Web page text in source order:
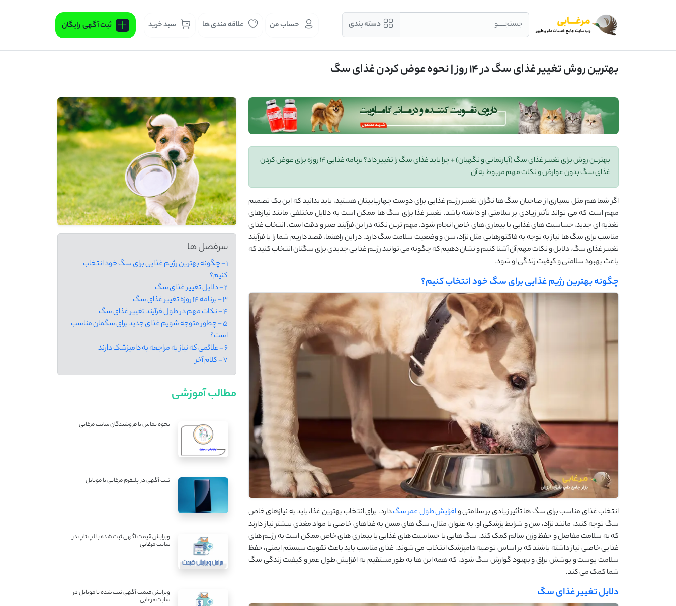
جستجــــو دسته بندی حساب من علاقه مندی ها سبد خرید ثبت آگهی رایگان
بهترین روش تغییر غذای سگ در 14 روز | نحوه عوض کردن غذای سگ
بهترین روش برای تغییر غذای سگ (آپارتمانی و نگهبان) + چرا باید غذای سگ را تغییر داد؟ برنامه غذایی 14 روزه برای عوض کردن
غذای سگ بدون عوارض و نکات مهم مربوط به آن
اگر شما هم مثل بسیاری از صاحبان سگ ‌ها نگران تغییر رژیم غذایی برای دوست چهارپاییتان هستید، باید بدانید که این یک تصمیم
مهم است که می‌ تواند تأثیر زیادی بر سلامتی او داشته باشد. تغییر غذا برای سگ ‌ها ممکن است به دلایل مختلفی مانند نیازهای
تغذیه ‌ای جدید، حساسیت‌ های غذایی یا بیماری‌ های خاص انجام شود. مهم ‌ترین نکته در این فرآیند صبر و دقت است. انتخاب غذای
مناسب برای سگ ‌ها نیاز به توجه به فاکتورهایی مثل نژاد، سن و وضعیت سلامت سگ دارد. در این راهنما، قصد داریم شما را با فرآیند
تغییر غذای سگ، دلایل و نکات مهم آن آشنا کنیم و نشان دهیم که چگونه می ‌توانید رژیم غذایی جدیدی برای سگتان انتخاب کنید که
باعث بهبود سلامتی و کیفیت زندگی او شود.
چگونه بهترین رژیم غذایی برای سگ خود انتخاب کنیم؟
انتخاب غذای مناسب برای سگ‌ ها تأثیر زیادی بر سلامتی وافزایش طول عمر سگدارد. برای انتخاب بهترین غذا، باید به نیازهای خاص
سگ توجه کنید، مانند نژاد، سن و شرایط پزشکی او. به عنوان مثال، سگ‌ های مسن به غذاهای خاصی با مواد مغذی بیشتر نیاز دارند
که به سلامت مفاصل و حفظ وزن سالم کمک کند. سگ‌ هایی با حساسیت ‌های غذایی یا بیماری ‌های خاص ممکن است به رژیم ‌های
غذایی خاصی نیاز داشته باشند که بر اساس توصیه دامپزشک انتخاب می ‌شوند. غذای مناسب باید باعث تقویت سیستم ایمنی، حفظ
سلامت پوست و پوشش براق و بهبود گوارش سگ شود، که همه این‌ ها به طور مستقیم به افزایش طول عمر و کیفیت زندگی سگ
شما کمک می ‌کند.
دلایل تغییر غذای سگ
سرفصل ها
1 - چگونه بهترین رژیم غذایی برای سگ خود انتخاب
کنیم؟
2 - دلایل تغییر غذای سگ
3 - برنامه 14 روزه تغییر غذای سگ
4 - نکات مهم در طول فرآیند تغییر غذای سگ
5 - چطور متوجه شویم غذای جدید برای سگمان مناسب
است؟
6 - علائمی که نیاز به مراجعه به دامپزشک دارند
7 - کلام آخر
مطالب آموزشی
نحوه تماس با فروشندگان سایت مرغابی
ثبت آگهی در پلتفرم مرغابی با موبایل
ویرایش قیمت آگهی ثبت شده با لپ تاپ در
سایت مرغابی
ویرایش قیمت آگهی ثبت شده با موبایل در
سایت مرغابی